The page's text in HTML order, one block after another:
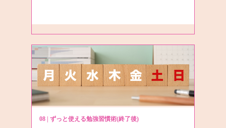
08 | ずっと使える勉強習慣術(終了後)